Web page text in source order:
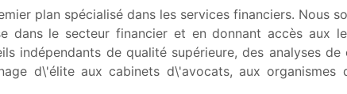
plan spécialisé dans les services financiers. Nous
dans le secteur financier et en donnant accès aux
indépendants de qualité supérieure, des analyses
d\'élite aux cabinets d\'avocats, aux organismes